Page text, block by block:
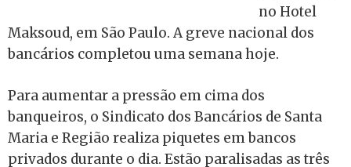
no Hotel
Maksoud, em São Paulo. A greve nacional dos
bancários completou uma semana hoje.
Para aumentar a pressão em cima dos
banqueiros, o Sindicato dos Bancários de Santa
Maria e Região realiza piquetes em bancos
privados durante o dia. Estão paralisadas as três